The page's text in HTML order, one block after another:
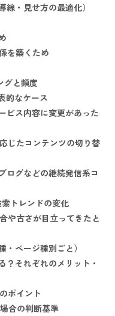
線・見せ方の最適化）
を築くため
グと頻度
的なケース
ビス内容に変更があった
じたコンテンツの切り替
ログなどの継続発信系コ
トレンドの変化
や古さが目立ってきたと
ページ種別ごと）
それぞれのメリット・
ポイント
合の判断基準